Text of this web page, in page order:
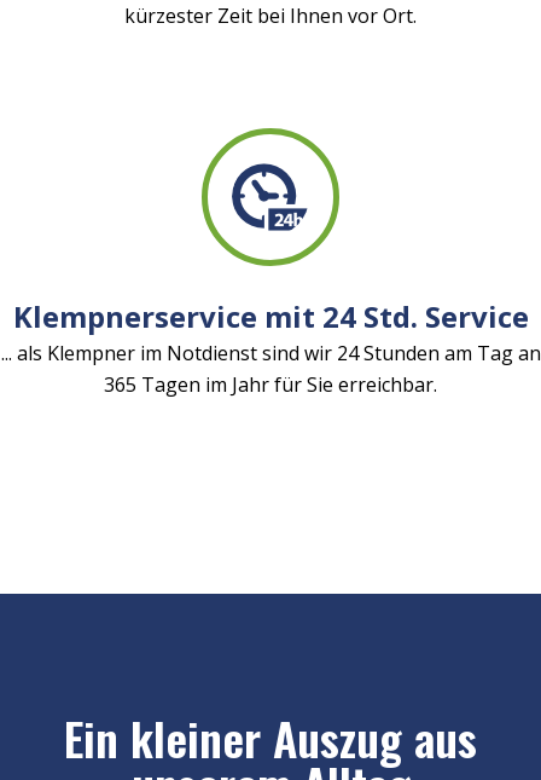
kürzester Zeit bei Ihnen vor Ort.
Klempnerservice mit 24 Std. Service
... als Klempner im Notdienst sind wir 24 Stunden am Tag an
365 Tagen im Jahr für Sie erreichbar.
Ein kleiner Auszug aus